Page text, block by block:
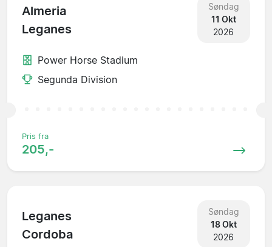
Almeria
Leganes
Søndag
11 Okt
2026
Power Horse Stadium
Segunda Division
Pris fra
205,-
Leganes
Cordoba
Søndag
18 Okt
2026